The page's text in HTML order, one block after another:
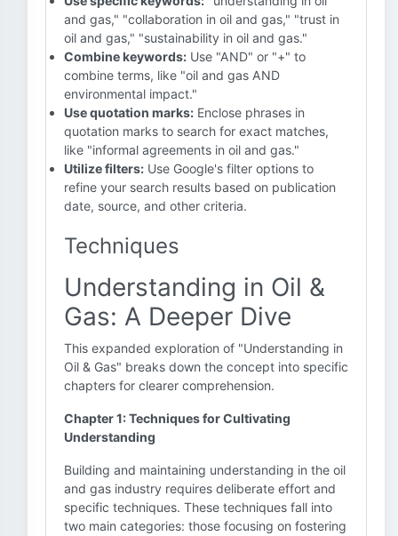
and gas," "collaboration in oil and gas," "trust in
oil and gas," "sustainability in oil and gas."
Combine keywords: Use "AND" or "+" to
combine terms, like "oil and gas AND
environmental impact."
Use quotation marks: Enclose phrases in
quotation marks to search for exact matches,
like "informal agreements in oil and gas."
Utilize filters: Use Google's filter options to
refine your search results based on publication
date, source, and other criteria.
Techniques
Understanding in Oil &
Gas: A Deeper Dive
This expanded exploration of "Understanding in
Oil & Gas" breaks down the concept into specific
chapters for clearer comprehension.
Chapter 1: Techniques for Cultivating
Understanding
Building and maintaining understanding in the oil
and gas industry requires deliberate effort and
specific techniques. These techniques fall into
two main categories: those focusing on fostering